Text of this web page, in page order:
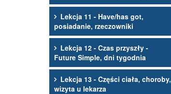
Lekcja 11 - Have/has got,
posiadanie, rzeczowniki
Lekcja 12 - Czas przyszły -
Future Simple, dni tygodnia
Lekcja 13 - Części ciała, choroby,
wizyta u lekarza